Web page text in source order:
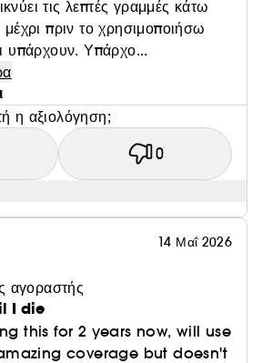
τις λεπτές γραμμές κάτω
πριν το χρησιμοποιήσω
υπάρχουν. Υπάρχο...
η αξιολόγηση;
0
14 Μαΐ 2026
αγοραστής
I die
this for 2 years now, will use
coverage but doesn't